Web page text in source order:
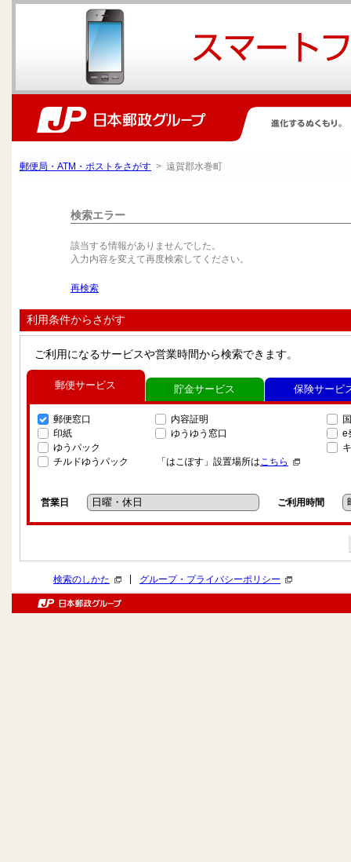
郵便局・ATM・ポストをさがす > 遠賀郡水巻町
検索エラー
該当する情報がありませんでした。
入力内容を変えて再度検索してください。
再検索
利用条件からさがす
ご利用になるサービスや営業時間から検索できます。
郵便サービス
郵便窓口
印紙
ゆうパック
チルドゆうパック
内容証明
ゆうゆう窓口
「はこぽす」設置場所はこちら
e
営業日 ご利用時間
貯金サービス 保険サービ
検索のしかた グループ・プライバシーポリシー